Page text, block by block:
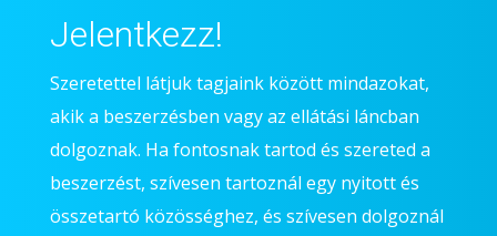
Jelentkezz!
Szeretettel látjuk tagjaink között mindazokat,
akik a beszerzésben vagy az ellátási láncban
dolgoznak. Ha fontosnak tartod és szereted a
beszerzést, szívesen tartoznál egy nyitott és
összetartó közösséghez, és szívesen dolgoznál